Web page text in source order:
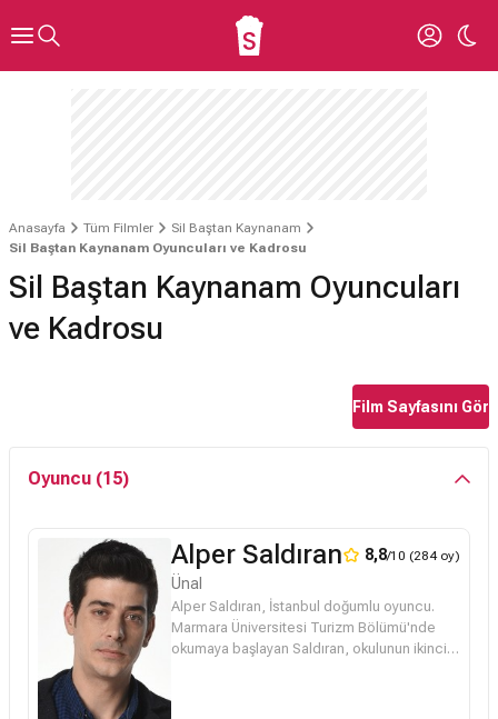
Anasayfa Tüm Filmler
Sil Baştan Kaynanam
Sil Baştan Kaynanam Oyuncuları ve Kadrosu
Sil Baştan Kaynanam Oyuncuları
ve Kadrosu
Film Sayfasını Gör
Oyuncu (15)
Alper Saldıran 8,8/10 (284 oy)
Ünal
Alper Saldıran, İstanbul doğumlu oyuncu.
Marmara Üniversitesi Turizm Bölümü'nde
okumaya başlayan Saldıran, okulunun ikinci